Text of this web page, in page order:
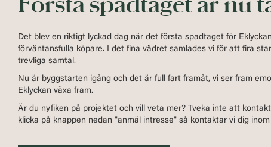
Det blev en riktigt lyckad dag när det första spadtaget för
förväntansfulla köpare. I det fina vädret samlades vi för att fira
trevliga samtal.
Nu är byggstarten igång och det är full fart framåt, vi ser fram
Eklyckan växa fram.
Är du nyfiken på projektet och vill veta mer? Tveka inte att
klicka på knappen nedan "anmäl intresse" så kontaktar vi dig